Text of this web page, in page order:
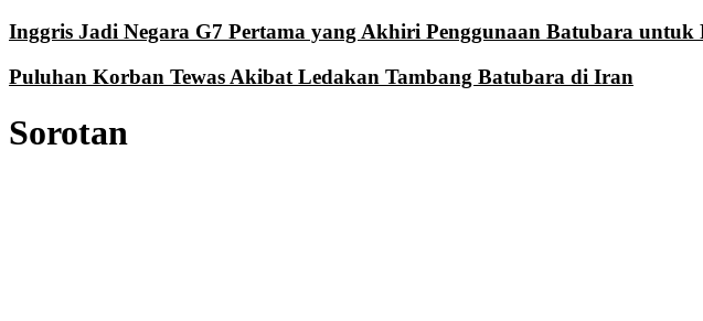
Inggris Jadi Negara G7 Pertama yang Akhiri Penggunaan Batubara
Puluhan Korban Tewas Akibat Ledakan Tambang Batubara di Iran
Sorotan